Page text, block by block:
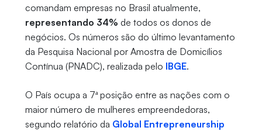
comandam empresas no Brasil atualmente,
representando 34% de todos os donos de
negócios. Os números são do último levantamento
da Pesquisa Nacional por Amostra de Domicílios
Contínua (PNADC), realizada pelo IBGE.
O País ocupa a 7ª posição entre as nações com o
maior número de mulheres empreendedoras,
segundo relatório da Global Entrepreneurship